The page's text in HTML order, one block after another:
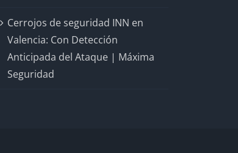
Cerrojos de seguridad INN en
Valencia: Con Detección
Anticipada del Ataque | Máxima
Seguridad